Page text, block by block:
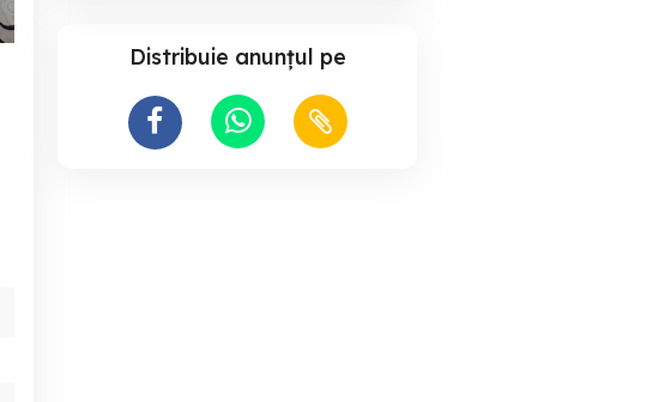
Distribuie anunțul pe